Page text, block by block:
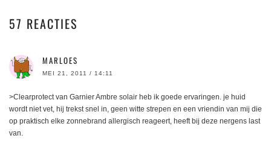
57 REACTIES
MARLOES
MEI 21, 2011 / 14:11
>Clearprotect van Garnier Ambre solair heb ik goede ervaringen. je huid
wordt niet vet, hij trekst snel in, geen witte strepen en een vriendin van mij die
op praktisch elke zonnebrand allergisch reageert, heeft bij deze nergens last
van.